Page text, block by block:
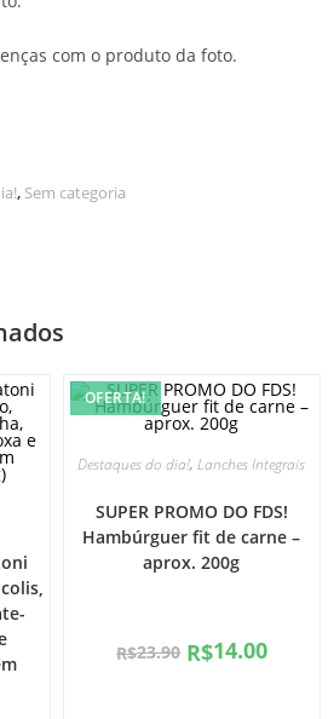
com o produto da foto.
Sem categoria
OFERTA!
Destaques do dia!, Lanches Integrais
SUPER PROMO DO FDS!
Hambúrguer fit de carne –
aprox. 200g
R$23.90 R$14.00